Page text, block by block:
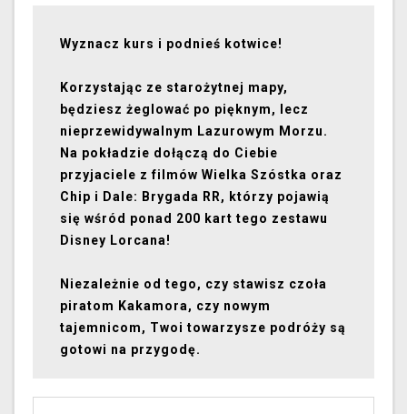
Wyznacz kurs i podnieś kotwice!
Korzystając ze starożytnej mapy,
będziesz żeglować po pięknym, lecz
nieprzewidywalnym Lazurowym Morzu.
Na pokładzie dołączą do Ciebie
przyjaciele z filmów Wielka Szóstka oraz
Chip i Dale: Brygada RR, którzy pojawią
się wśród ponad 200 kart tego zestawu
Disney Lorcana!
Niezależnie od tego, czy stawisz czoła
piratom Kakamora, czy nowym
tajemnicom, Twoi towarzysze podróży są
gotowi na przygodę.